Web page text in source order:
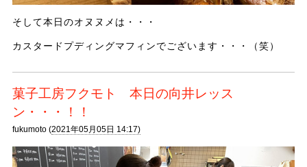
そして本日のオヌヌメは・・・
カスタードプディングマフィンでございます・・・（笑）
菓子工房フクモト 本日の向井レッス
ン・・・！！
fukumoto (2021年05月05日 14:17)